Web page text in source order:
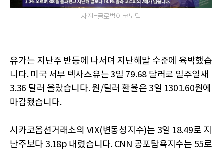
사진=글로벌이코노믹
유가는 지난주 반등에 나서며 지난해말 수준에 육박했습
니다. 미국 서부 텍사스유는 3일 79.68 달러로 일주일새
3.36 달러 올랐습니다. 원/달러 환율은 3일 1301.60원에
마감됐습니다.
시카코옵션거래소의 VIX(변동성지수)는 3일 18.49로 지
난주보다 3.18p 내렸습니다. CNN 공포탐욕지수는 55로